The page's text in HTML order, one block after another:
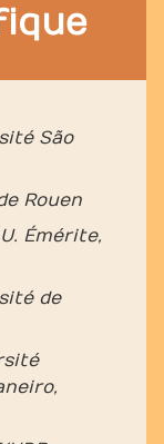
São
Rouen
Émérite,
de